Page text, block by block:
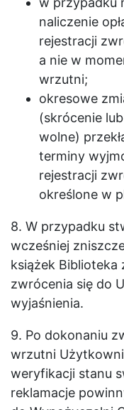
naliczenie
rejestracji
a nie w
wrzutni;
okresowe
(skrócenie
wolne)
terminy
rejestracji
określone w
8. W przypadku
wcześniej
książek Biblioteka
zwrócenia się do
wyjaśnienia.
9. Po dokonaniu
wrzutni
weryfikacji stanu
reklamacje